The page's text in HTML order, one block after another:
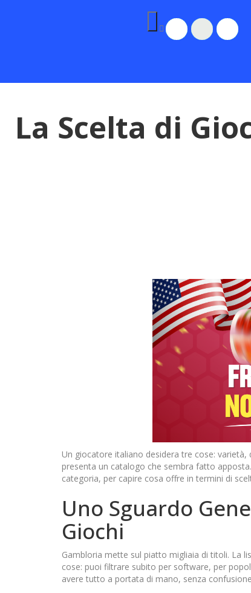
La Scelta di
Un giocatore italiano desidera tre cose:
presenta un catalogo che sembra fatto
categoria, per capire cosa offre in termini di
Uno Sguardo
Giochi
Gambloria mette sul piatto migliaia di titoli. La
cose: puoi filtrare subito per software, per
avere tutto a portata di mano, senza